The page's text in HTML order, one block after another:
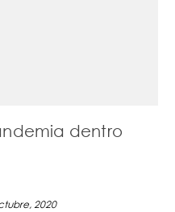
dentro
2020